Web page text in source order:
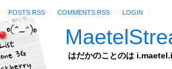
POSTS RSS COMMENTS RSS LOGIN
はだかのことのは